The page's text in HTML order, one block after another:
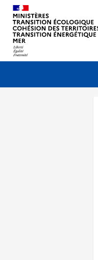
Navigation
Menu principal